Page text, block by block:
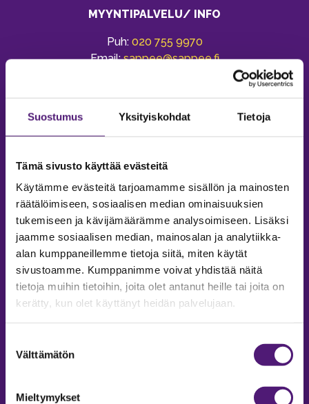
Suostumus Yksityiskohdat Tietoja
Tämä sivusto käyttää evästeitä
Käytämme evästeitä tarjoamamme sisällön ja mainosten
räätälöimiseen, sosiaalisen median ominaisuuksien
tukemiseen ja kävijämäärämme analysoimiseen. Lisäksi
jaamme sosiaalisen median, mainosalan ja analytiikka-
alan kumppaneillemme tietoja siitä, miten käytät
sivustoamme. Kumppanimme voivat yhdistää näitä
tietoja muihin tietoihin, joita olet antanut heille tai joita on
kerätty, kun olet käyttänyt heidän palvelujaan.
valinta
Välttämätön
Mieltymykset
MYYNTIPALVELU/ INFO
Puh: 020 755 9970
Email:sappee@sappee.fi
MAJOITUS
Tiedustelut & Varaukset